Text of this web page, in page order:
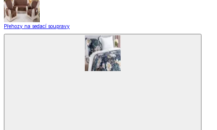
Přehozy na sedací soupravy